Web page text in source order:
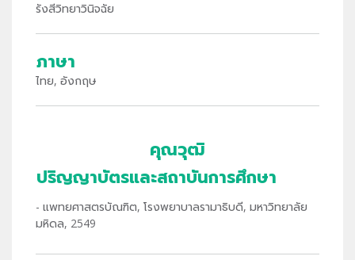
รังสีวิทยาวินิจฉัย
ภาษา
ไทย, อังกฤษ
คุณวุฒิ
ปริญญาบัตรและสถาบันการศึกษา
- แพทยศาสตรบัณฑิต, โรงพยาบาลรามาธิบดี, มหาวิทยาลัย
มหิดล, 2549